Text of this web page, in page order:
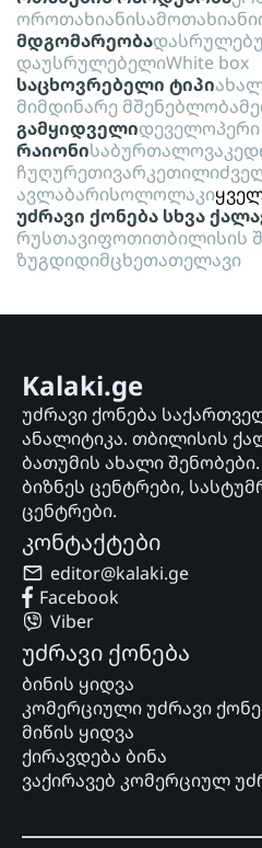
ოროთახიანისამოთახიანი
მდგომარეობა
დაუსრულებელიWhite box
საცხოვრებელი ტიპი
მიმდინარე მშენებლობა
გამყიდველიდეველოპერი
რაიონისაბურთალოვაკე
ჩუღურეთივარკეთილი
ავლაბარისოლოლაკი
უძრავი ქონება სხვა
რუსთავიფოთითბილისის
ზუგდიდიმცხეთათელავი
Kalaki.ge
უძრავი ქონება
ანალიტიკა. თბილისის
ბათუმის ახალი
ბიზნეს ცენტრები,
ცენტრები.
კონტაქტები
editor@kalaki.ge
Facebook
Viber
უძრავი ქონება
ბინის ყიდვა
კომერციული უძრავი
მიწის ყიდვა
ქირავდება ბინა
ვაქირავებ კომერციულ